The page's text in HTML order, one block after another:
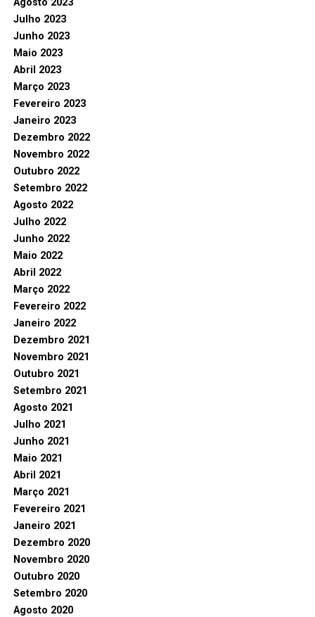
Agosto 2023
Julho 2023
Junho 2023
Maio 2023
Abril 2023
Março 2023
Fevereiro 2023
Janeiro 2023
Dezembro 2022
Novembro 2022
Outubro 2022
Setembro 2022
Agosto 2022
Julho 2022
Junho 2022
Maio 2022
Abril 2022
Março 2022
Fevereiro 2022
Janeiro 2022
Dezembro 2021
Novembro 2021
Outubro 2021
Setembro 2021
Agosto 2021
Julho 2021
Junho 2021
Maio 2021
Abril 2021
Março 2021
Fevereiro 2021
Janeiro 2021
Dezembro 2020
Novembro 2020
Outubro 2020
Setembro 2020
Agosto 2020